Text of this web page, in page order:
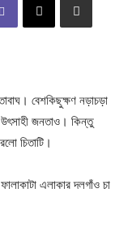
বেশকিছুক্ষণ নড়াচড়া
জনতাও। কিন্তু
চিতাটি।
এলাকার দলগাঁও চা